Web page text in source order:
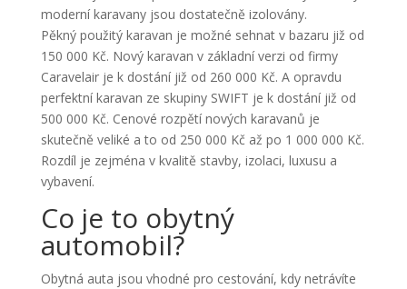
moderní karavany jsou dostatečně izolovány.
Pěkný použitý karavan je možné sehnat v bazaru již od
150 000 Kč. Nový karavan v základní verzi od firmy
Caravelair je k dostání již od 260 000 Kč. A opravdu
perfektní karavan ze skupiny SWIFT je k dostání již od
500 000 Kč. Cenové rozpětí nových karavanů je
skutečně veliké a to od 250 000 Kč až po 1 000 000 Kč.
Rozdíl je zejména v kvalitě stavby, izolaci, luxusu a
vybavení.
Co je to obytný
automobil?
Obytná auta jsou vhodné pro cestování, kdy netrávíte